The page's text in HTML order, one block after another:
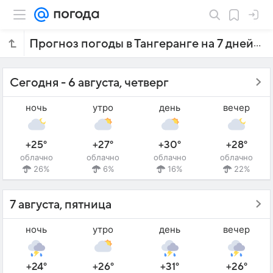
Прогноз погоды в Тангеранге на 7 дней
Сегодня - 6 августа, четверг
ночь
+25°
облачно
26%
утро
+27°
облачно
6%
день
+30°
облачно
16%
вечер
+28°
облачно
22%
7 августа, пятница
ночь
+24°
утро
+26°
день
+31°
вечер
+26°